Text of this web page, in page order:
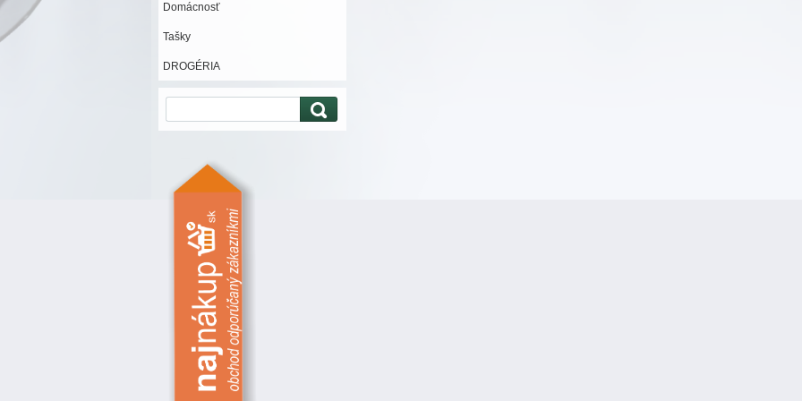
Domácnosť
Tašky
DROGÉRIA